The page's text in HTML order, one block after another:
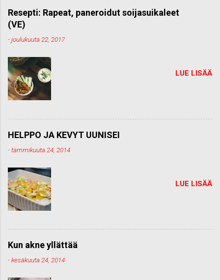
m
e
n
t
Resepti: Rapeat, paneroidut soijasuikaleet
(VE)
-joulukuuta 22, 2017
LUE LISÄÄ
HELPPO JA KEVYT UUNISEI
-tammikuuta 24, 2014
LUE LISÄÄ
Kun akne yllättää
-kesäkuuta 24, 2014